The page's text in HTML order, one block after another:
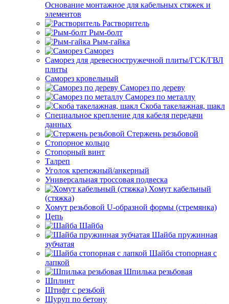
Основание монтажное для кабельных стяжек и
элементов
Растворитель
Рым-болт
Рым-гайка
Саморез
Саморез для древесностружечной плиты/ГСК/ГВЛ
плиты
Саморез кровельный
Саморез по дереву
Саморез по металлу
Скоба такелажная, шакл
Специальное крепление для кабеля передачи
данных
Стержень резьбовой
Стопорное кольцо
Стопорный винт
Талреп
Уголок крепежный/анкерный
Универсальная троссовая подвеска
Хомут кабельный
(стяжка)
Хомут резьбовой U-образной формы (стремянка)
Цепь
Шайба
Шайба пружинная
зубчатая
Шайба стопорная с
лапкой
Шпилька резьбовая
Шплинт
Штифт с резьбой
Шуруп по бетону